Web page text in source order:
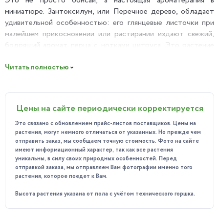
миниатюре. Зантоксилум, или Перечное дерево, обладает
удивительной особенностью: его глянцевые листочки при
малейшем прикосновении или растирании издают свежий,
бодрящий аромат перца с нотками цитруса. Это растение
но и обонятельное наслаждение.
Живой аромат: Это его главная магия. Легкое
прикосновение к кроне наполнит воздух вокруг свежим,
пряным ароматом, который помогает
сконцентрироваться и снимает стресс.
Изящный силуэт: Мелкие глянцевые листочки и тонкая
структура ветвей создают очень легкий и воздушный
образ. Его часто называют "деревом для поэтов" за его
утонченную красоту.
Интересный в уходе: Наблюдать за ростом этого
ароматного деревца, формировать его крону — это
Читать полностью
Цены на сайте периодически корректируется
Это связано с обновлением прайс-листов поставщиков. Цены на
растения, могут немного отличаться от указанных. Но прежде чем
отправить заказ, мы сообщаем точную стоимость. Фото на сайте
имеют информационный характер, так как все растения
уникальны, в силу своих природных особенностей. Перед
отправкой заказа, мы отправляем Вам фотографии именно того
растения, которое поедет к Вам.
Высота растения указана от пола с учётом технического горшка.